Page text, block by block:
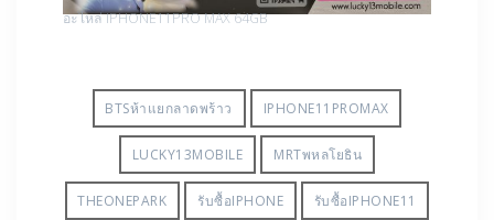
อะไหล่ IPHONE11PRO MAX 64GB
BTSห้าแยกลาดพร้าว IPHONE11PROMAX
LUCKY13MOBILE MRTพหลโยธิน
THEONEPARK รับซื้อIPHONE รับซื้อIPHONE11